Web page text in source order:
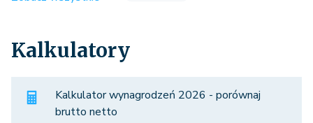
Kalkulatory
Kalkulator wynagrodzeń 2026 - porównaj
brutto netto